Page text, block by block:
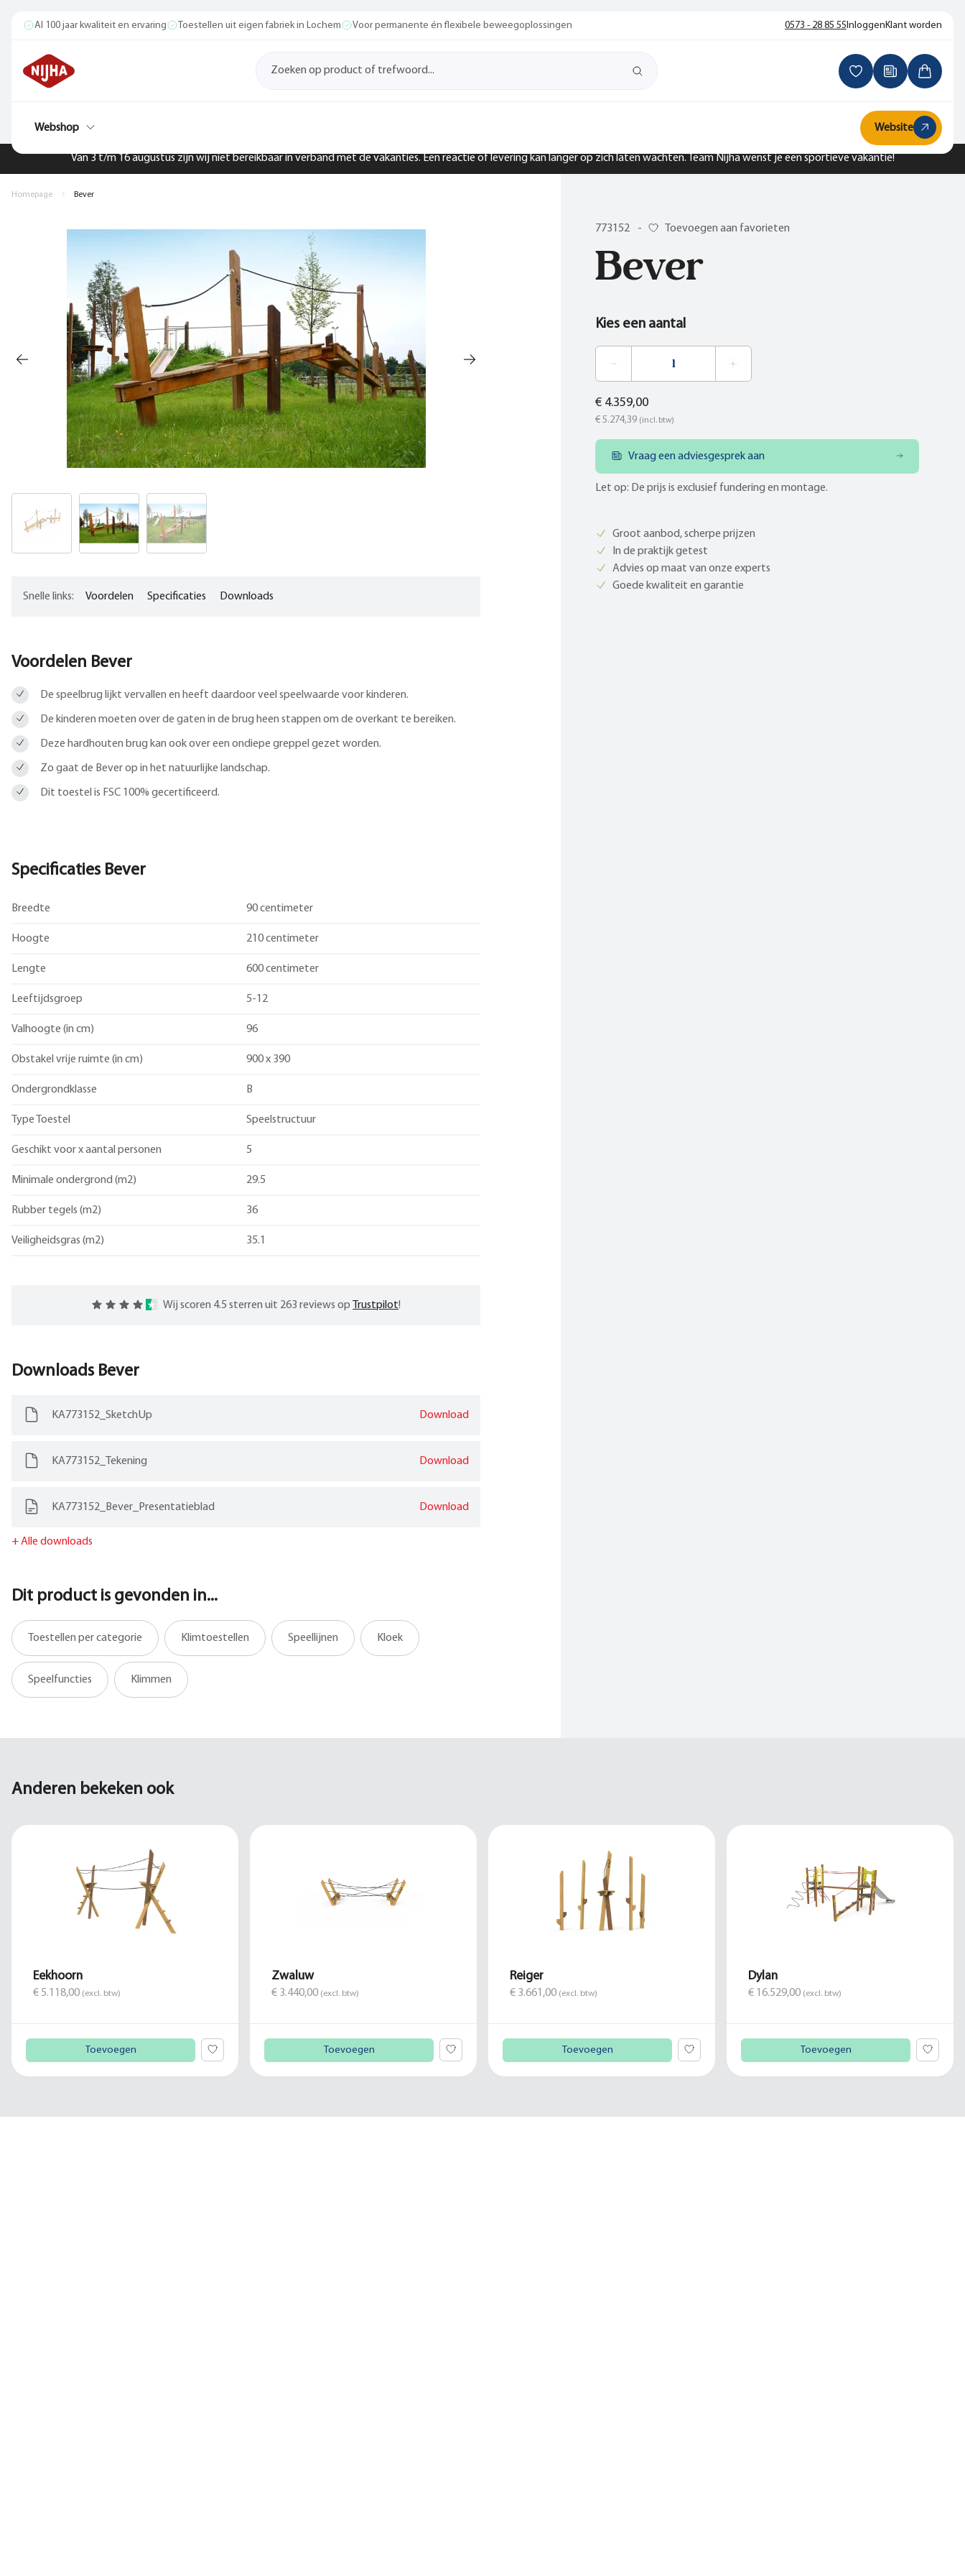
Van 3 t/m 16 augustus zijn wij niet bereikbaar in verband met de vakanties. Een reactie of levering kan langer op zich laten wachten. Team Nijha wenst je een sportieve vakantie!
Al 100 jaar kwaliteit en ervaring Toestellen uit eigen fabriek in Lochem Voor permanente én flexibele beweegoplossingen 0573 - 28 85 55InloggenKlant worden
Webshop Website
773152 - Toevoegen aan favorieten
Bever
Kies een aantal
€ 4.359,00
€ 5.274,39 (incl. btw)
Vraag een adviesgesprek aan
Let op: De prijs is exclusief fundering en montage.
Groot aanbod, scherpe prijzen
In de praktijk getest
Advies op maat van onze experts
Goede kwaliteit en garantie
Homepage Bever
Snelle links: Voordelen Specificaties Downloads
Voordelen Bever
De speelbrug lijkt vervallen en heeft daardoor veel speelwaarde voor kinderen.
De kinderen moeten over de gaten in de brug heen stappen om de overkant te bereiken.
Deze hardhouten brug kan ook over een ondiepe greppel gezet worden.
Zo gaat de Bever op in het natuurlijke landschap.
Dit toestel is FSC 100% gecertificeerd.
Specificaties Bever
Breedte 90 centimeter
Hoogte 210 centimeter
Lengte 600 centimeter
Leeftijdsgroep 5-12
Valhoogte (in cm) 96
Obstakel vrije ruimte (in cm) 900 x 390
Ondergrondklasse B
Type Toestel Speelstructuur
Geschikt voor x aantal personen 5
Minimale ondergrond (m2) 29.5
Rubber tegels (m2) 36
Veiligheidsgras (m2) 35.1
Wij scoren 4.5 sterren uit 263 reviews op Trustpilot!
Downloads Bever
KA773152_SketchUp Download
KA773152_Tekening Download
KA773152_Bever_Presentatieblad Download
+Alle downloads
Dit product is gevonden in...
Toestellen per categorie Klimtoestellen Speellijnen Kloek
Speelfuncties Klimmen
Anderen bekeken ook
Eekhoorn
€ 5.118,00 (excl. btw)
Toevoegen
Zwaluw
€ 3.440,00 (excl. btw)
Toevoegen
Reiger
€ 3.661,00 (excl. btw)
Toevoegen
Dylan
€ 16.529,00 (excl. btw)
Toevoegen